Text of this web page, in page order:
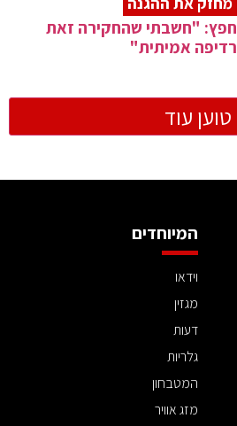
חפץ: "חשבתי שהחקירה זאת
רדיפה אמיתית"
טוען עוד
המיוחדים
וידאו
מגזין
דעות
גלריות
המטבחון
מזג אוויר